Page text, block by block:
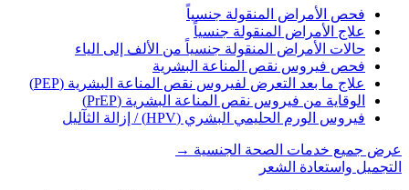
فحص الأمراض المنقولة جنسياً
علاج الأمراض المنقولة جنسياً
حالات الأمراض المنقولة جنسياً من الألف إلى الياء
فحص فيروس نقص المناعة البشرية
علاج ما بعد التعرض لفيروس نقص المناعة البشرية (PEP)
الوقاية من فيروس نقص المناعة البشرية (PrEP)
فيروس الورم الحليمي البشري (HPV) / إزالة الثآليل
عرض جميع خدمات الصحة الجنسية →
التجميل واستعادة الشعر